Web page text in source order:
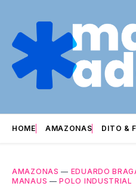
HOME AMAZONAS DITO &
AMAZONAS — EDUARDO
MANAUS —POLO INDUSTRIAL